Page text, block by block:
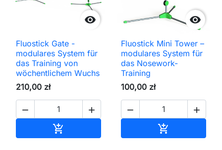

Fluostick Gate -
modulares System für
das Training von
wöchentlichem Wuchs
210,00 zł
 


Fluostick Mini Tower –
modulares System für
das Nosework-
Training
100,00 zł
 
